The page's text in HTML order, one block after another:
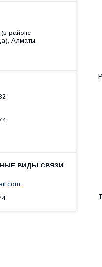
районе
Алматы,